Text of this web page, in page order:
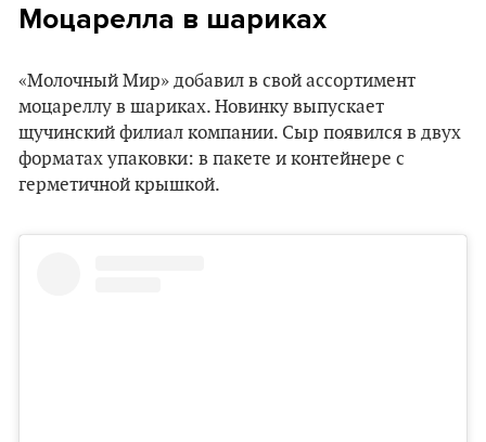
Моцарелла в шариках
«Молочный Мир» добавил в свой ассортимент
моцареллу в шариках. Новинку выпускает
щучинский филиал компании. Сыр появился в двух
форматах упаковки: в пакете и контейнере с
герметичной крышкой.